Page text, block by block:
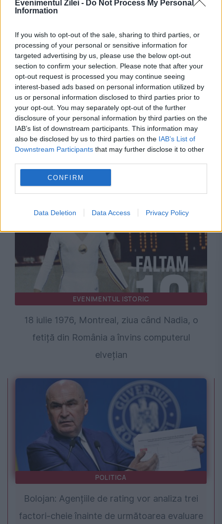
Evenimentul Zilei - Do Not Process My Personal
Information
If you wish to opt-out of the sale, sharing to third parties, or
processing of your personal or sensitive information for
targeted advertising by us, please use the below opt-out
section to confirm your selection. Please note that after your
opt-out request is processed you may continue seeing
interest-based ads based on personal information utilized by
us or personal information disclosed to third parties prior to
your opt-out. You may separately opt-out of the further
disclosure of your personal information by third parties on the
IAB’s list of downstream participants. This information may
also be disclosed by us to third parties on the IAB’s List of
Downstream Participants that may further disclose it to other
CONFIRM
Data Deletion Data Access Privacy Policy
SPORT
Ucraina dă în judecată CIO la TAS. Contestare
sportivilor ruși
EVENIMENTUL ISTORIC
18 iulie 1976, Montreal, ziua când Nadia, o
fetiță din România a învins computerul
elvețian
POLITICA
Bolojan: Agențiile de rating vor analiza trei
factori-cheie înainte de următoarea evaluare